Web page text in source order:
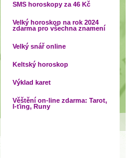
SMS horoskopy za 46 Kč
Velký horoskop na rok 2024
zdarma pro všechna znamení
Velký snář online
Keltský horoskop
Výklad karet
Věštění on-line zdarma: Tarot,
I-ťing, Runy